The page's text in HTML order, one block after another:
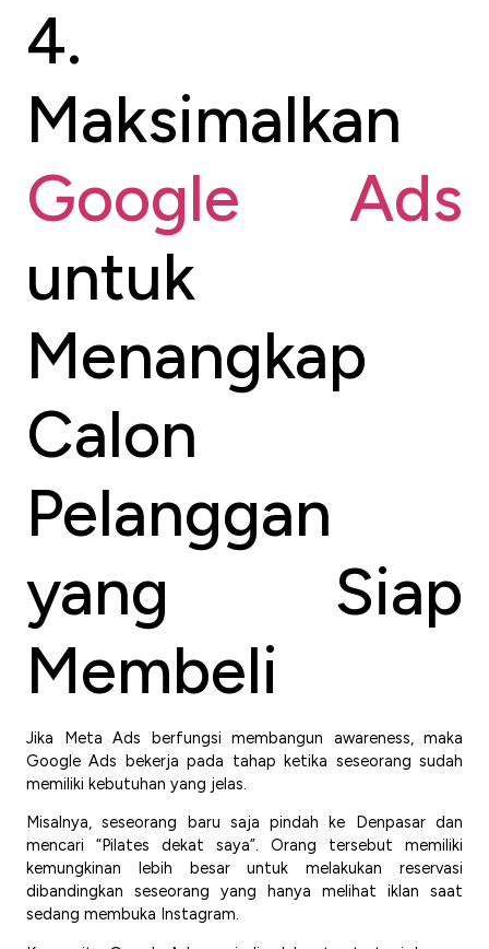
4.
Maksimalkan
Google Ads
untuk
Menangkap
Calon
Pelanggan
yang Siap
Membeli
Jika Meta Ads berfungsi membangun awareness, maka
Google Ads bekerja pada tahap ketika seseorang sudah
memiliki kebutuhan yang jelas.
Misalnya, seseorang baru saja pindah ke Denpasar dan
mencari “Pilates dekat saya”. Orang tersebut memiliki
kemungkinan lebih besar untuk melakukan reservasi
dibandingkan seseorang yang hanya melihat iklan saat
sedang membuka Instagram.